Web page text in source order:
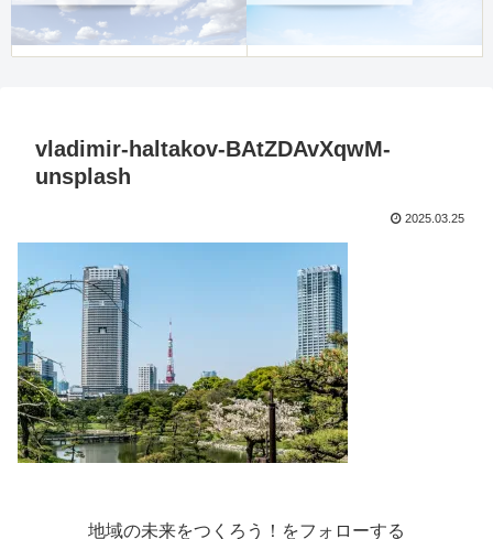
vladimir-haltakov-BAtZDAvXqwM-
unsplash
2025.03.25
地域の未来をつくろう！をフォローする